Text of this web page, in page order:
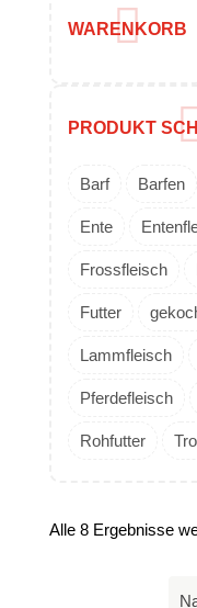
WARENKORB
PRODUKT
Barf Barfen
Ente
Frossfleisch
Futter
Lammfleisch
Pferdefleisch
Rohfutter
Alle 8 Ergebnisse